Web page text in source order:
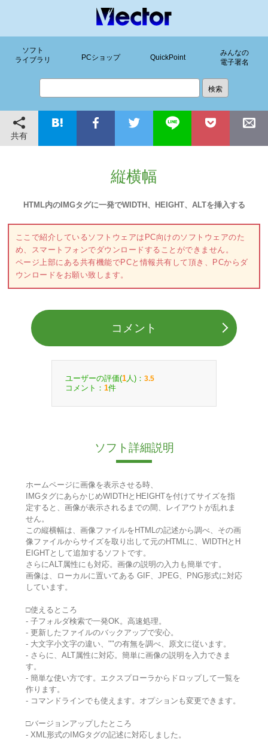
ソフト
ライブラリ
PCショップ QuickPoint
みんなの
電子署名
共有
縦横幅
HTML内のIMGタグに一発でWIDTH、HEIGHT、ALTを挿入する
ここで紹介しているソフトウェアはPC向けのソフトウェアのた
め、スマートフォンでダウンロードすることができません。
ページ上部にある共有機能でPCと情報共有して頂き、PCからダ
ウンロードをお願い致します。
コメント
ユーザーの評価(1 人)： 3.5
コメント： 1件
ソフト詳細説明
ホームページに画像を表示させる時、
IMGタグにあらかじめWIDTHとHEIGHTを付けてサイズを指
定すると、画像が表示されるまでの間、レイアウトが乱れま
せん。
この縦横幅は、画像ファイルをHTMLの記述から調べ、その画
像ファイルからサイズを取り出して元のHTMLに、WIDTHとH
EIGHTとして追加するソフトです。
さらにALT属性にも対応。画像の説明の入力も簡単です。
画像は、ローカルに置いてある GIF、JPEG、PNG形式に対応
しています。
□使えるところ
- 子フォルダ検索で一発OK。高速処理。
- 更新したファイルのバックアップで安心。
- 大文字小文字の違い、""の有無を調べ、原文に従います。
- さらに、ALT属性に対応。簡単に画像の説明を入力できま
す。
- 簡単な使い方です。エクスプローラからドロップして一覧を
作ります。
- コマンドラインでも使えます。オプションも変更できます。
□バージョンアップしたところ
- XML形式のIMGタグの記述に対応しました。